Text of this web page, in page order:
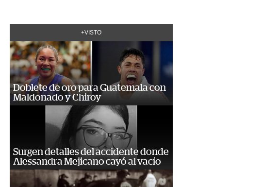
+VISTO
Doblete de oro para Guatemala con
Maldonado y Chiroy
Surgen detalles del accidente donde
Alessandra Mejicano cayó al vacío